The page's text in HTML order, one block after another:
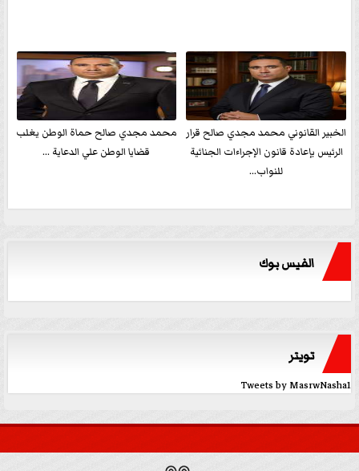
الخبير القانوني محمد مجدي صالح قرار
الرئيس بإعادة قانون الإجراءات الجنائية
للنواب...
محمد مجدي صالح حماة الوطن يغلب
قضايا الوطن علي الدعاية ...
الفيس بوك
تويتر
Tweets by MasrwNasha1